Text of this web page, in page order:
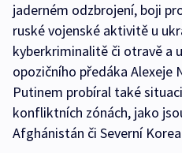
jaderném odzbrojení, boji
ruské vojenské aktivitě u
kyberkriminalitě či otravě a
opozičního předáka Alexeje
Putinem probíral také
konfliktních zónách, jako
Afghánistán či Severní